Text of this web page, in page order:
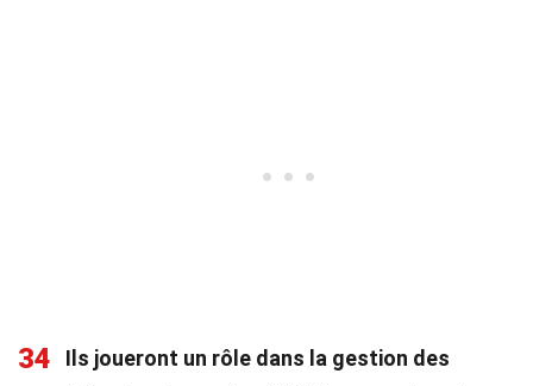
34
Ils joueront un rôle dans la gestion des